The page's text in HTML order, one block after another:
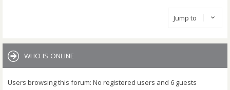
Jump to
WHO IS ONLINE
Users browsing this forum: No registered users and 6 guests